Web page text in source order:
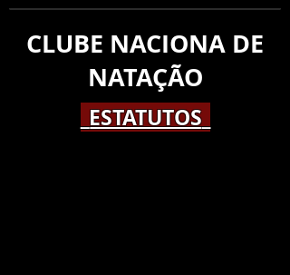
CLUBE NACIONA DE
NATAÇÃO
_ESTATUTOS_